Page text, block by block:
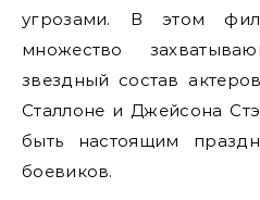
угрозами. В этом
множество
звездный состав
Сталлоне и Джейсона
быть настоящим
боевиков.